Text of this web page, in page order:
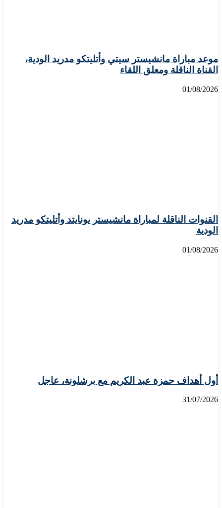
موعد مباراة مانشيستر سيتي وأتليتكو مدريد الودية،
القناة الناقلة ومعلق اللقاء
01/08/2026
القنوات الناقلة لمباراة مانشيستر يونايتد وأتليتكو مدريد
الودية
01/08/2026
أول أهداف حمزة عبد الكريم مع برشلونة، عاجل
31/07/2026